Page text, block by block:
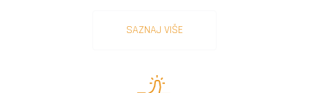
SAZNAJ VIŠE